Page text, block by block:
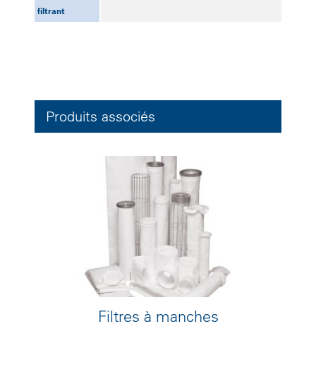
filtrant
Produits associés
Filtres à manches